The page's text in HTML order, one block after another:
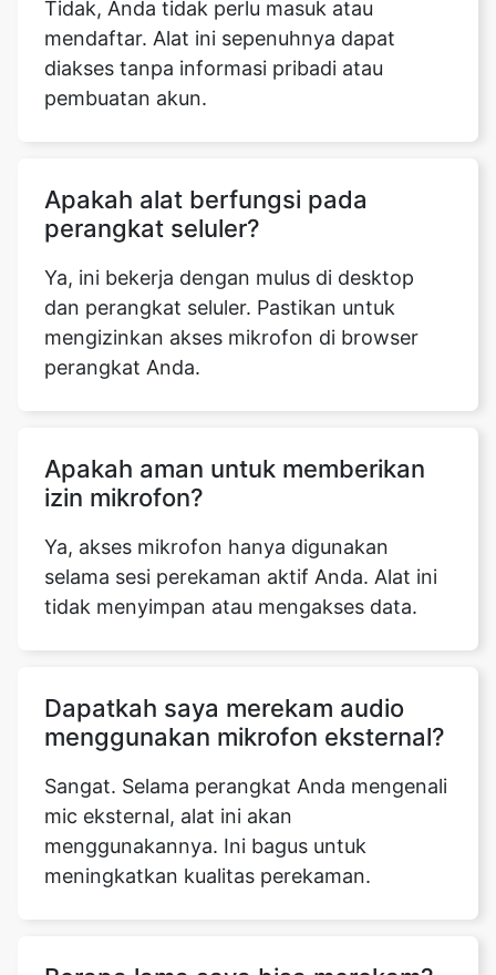
Tidak, Anda tidak perlu masuk atau
mendaftar. Alat ini sepenuhnya dapat
diakses tanpa informasi pribadi atau
pembuatan akun.
Apakah alat berfungsi pada
perangkat seluler?
Ya, ini bekerja dengan mulus di desktop
dan perangkat seluler. Pastikan untuk
mengizinkan akses mikrofon di browser
perangkat Anda.
Apakah aman untuk memberikan
izin mikrofon?
Ya, akses mikrofon hanya digunakan
selama sesi perekaman aktif Anda. Alat ini
tidak menyimpan atau mengakses data.
Dapatkah saya merekam audio
menggunakan mikrofon eksternal?
Sangat. Selama perangkat Anda mengenali
mic eksternal, alat ini akan
menggunakannya. Ini bagus untuk
meningkatkan kualitas perekaman.